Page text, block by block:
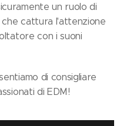
un ruolo di
che cattura l'attenzione
con i suoni
di consigliare
di EDM!